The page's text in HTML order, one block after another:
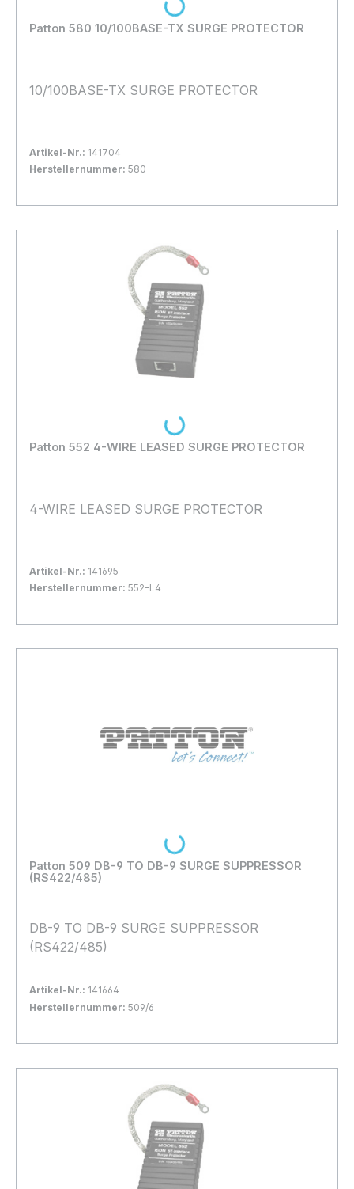
Patton 580 10/100BASE-TX SURGE PROTECTOR
10/100BASE-TX SURGE PROTECTOR
Artikel-Nr.: 141704
Herstellernummer: 580
In den Warenkorb
Loading...
Patton 552 4-WIRE LEASED SURGE PROTECTOR
4-WIRE LEASED SURGE PROTECTOR
Artikel-Nr.: 141695
Herstellernummer: 552-L4
In den Warenkorb
Loading...
Patton 509 DB-9 TO DB-9 SURGE SUPPRESSOR
(RS422/485)
DB-9 TO DB-9 SURGE SUPPRESSOR
(RS422/485)
Artikel-Nr.: 141664
Herstellernummer: 509/6
In den Warenkorb
Loading...